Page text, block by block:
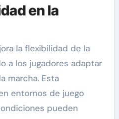
en la
la flexibilidad de la
a los jugadores adaptar
marcha. Esta
entornos de juego
pueden